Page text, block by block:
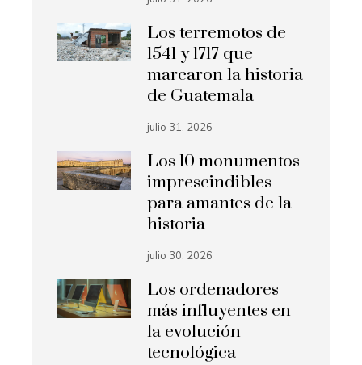
Los terremotos de
1541 y 1717 que
marcaron la historia
de Guatemala
julio 31, 2026
Los 10 monumentos
imprescindibles
para amantes de la
historia
julio 30, 2026
Los ordenadores
más influyentes en
la evolución
tecnológica